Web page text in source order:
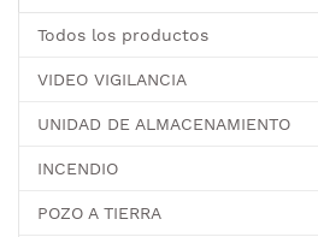
Todos los productos
VIDEO VIGILANCIA
UNIDAD DE ALMACENAMIENTO
INCENDIO
POZO A TIERRA